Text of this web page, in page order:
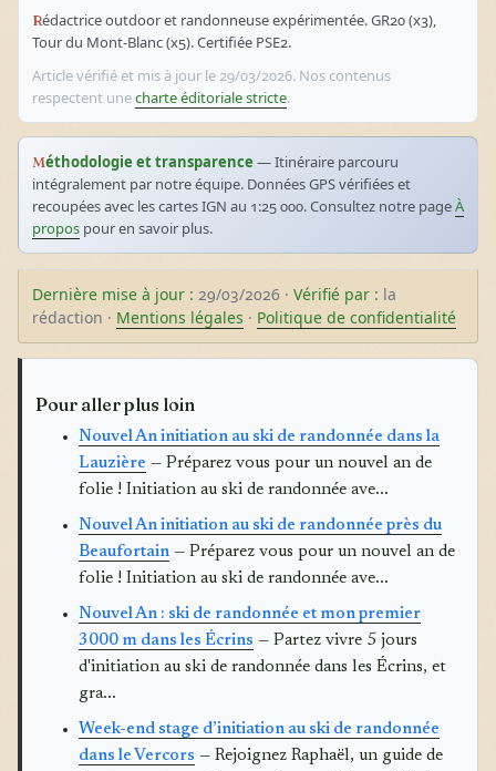
Rédactrice outdoor et randonneuse expérimentée. GR20 (x3),
Tour du Mont-Blanc (x5). Certifiée PSE2.
Article vérifié et mis à jour le 29/03/2026. Nos contenus
respectent unecharte éditoriale stricte.
Méthodologie et transparence — Itinéraire parcouru
intégralement par notre équipe. Données GPS vérifiées et
recoupées avec les cartes IGN au 1:25 000. Consultez notre pageÀ
propos pour en savoir plus.
Dernière mise à jour : 29/03/2026 · Vérifié par : la
rédaction · Mentions légales · Politique de confidentialité
Pour aller plus loin
Nouvel An initiation au ski de randonnée dans la
Lauzière — Préparez vous pour un nouvel an de
folie ! Initiation au ski de randonnée ave...
Nouvel An initiation au ski de randonnée près du
Beaufortain — Préparez vous pour un nouvel an de
folie ! Initiation au ski de randonnée ave...
Nouvel An : ski de randonnée et mon premier
3000 m dans les Écrins — Partez vivre 5 jours
d'initiation au ski de randonnée dans les Écrins, et
gra...
Week-end stage d’initiation au ski de randonnée
dans le Vercors — Rejoignez Raphaël, un guide de